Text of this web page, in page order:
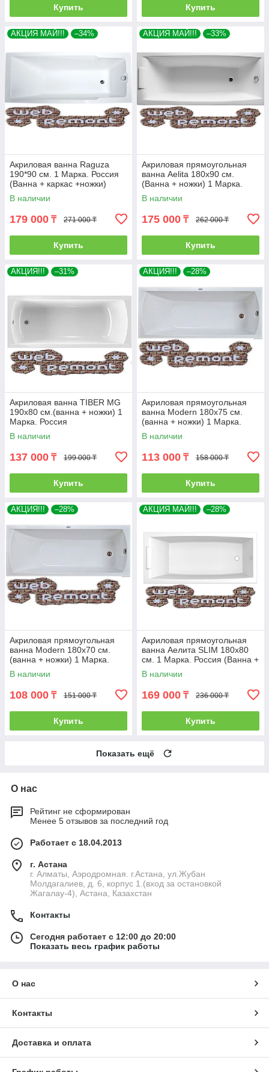
Купить Купить
АКЦИЯ МАЙ!!! –34%
Акриловая ванна Raguza
190*90 см. 1 Марка. Россия
(Ванна + каркас +ножки)
В наличии
179 000 ₸ 271 000 ₸
Купить
АКЦИЯ МАЙ!!! –33%
Акриловая прямоугольная
ванна Aelita 180х90 см.
(Ванна + ножки) 1 Марка.
Россия
В наличии
175 000 ₸ 262 000 ₸
Купить
АКЦИЯ!!! –31%
Акриловая ванна TIBER MG
190х80 см.(ванна + ножки) 1
Марка. Россия
В наличии
137 000 ₸ 199 000 ₸
Купить
АКЦИЯ!!! –28%
Акриловая прямоугольная
ванна Modern 180х75 см.
(ванна + ножки) 1 Марка.
Россия
В наличии
113 000 ₸ 158 000 ₸
Купить
АКЦИЯ!!! –28%
Акриловая прямоугольная
ванна Modern 180х70 см.
(ванна + ножки) 1 Марка.
Россия
В наличии
108 000 ₸ 151 000 ₸
Купить
АКЦИЯ МАЙ!!! –28%
Акриловая прямоугольная
ванна Аелита SLIM 180х80
см. 1 Марка. Россия (Ванна +
ножки)
В наличии
169 000 ₸ 236 000 ₸
Купить
Показать ещё
О нас
Рейтинг не сформирован
Менее 5 отзывов за последний год
Работает с 18.04.2013
г. Астана
г. Алматы, Аэродромная. г.Астана, ул.Жубан
Молдагалиев, д. 6, корпус 1.(вход за остановкой
Жагалау-4), Астана, Казахстан
Контакты
Сегодня работает с 12:00 до 20:00
Показать весь график работы
О нас
Контакты
Доставка и оплата